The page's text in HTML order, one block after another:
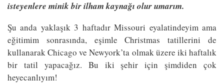
isteyenlere minik bir ilham kaynağı olur umarım.
Şu anda yaklaşık 3 haftadır Missouri eyalatindeyim ama
eğitimim sonrasında, eşimle Christmas tatillerini de
kullanarak Chicago ve Newyork’ta olmak üzere iki haftalık
bir tatil yapacağız. Bu iki şehir için şimdiden çok
heyecanlıyım!